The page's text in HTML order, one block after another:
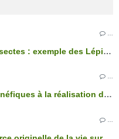
La maturation sexuelle chez les Insectes : exemple des Lépidoptères
…
Les associations symbiotiques bénéfiques à la réalisation des fonctions physiologiques de l’arbre